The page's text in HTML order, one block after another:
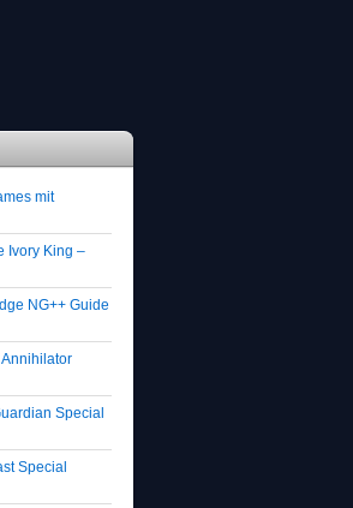
mit
Ivory King –
NG++ Guide
Special
Special